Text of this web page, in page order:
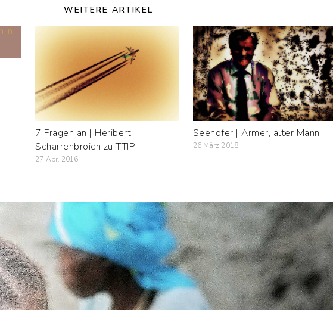
WEITERE ARTIKEL
7 Fragen an | Heribert
Scharrenbroich zu TTIP
27 Apr. 2016
Seehofer | Armer, alter Mann
26 März 2018